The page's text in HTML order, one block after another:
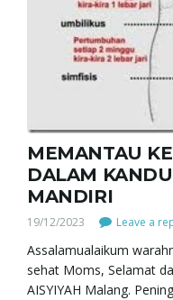
MEMANTAU
DALAM
MANDIRI
19/12/2023 Leave a
Assalamualaikum
sehat Moms, Selamat
AISYIYAH Malang.